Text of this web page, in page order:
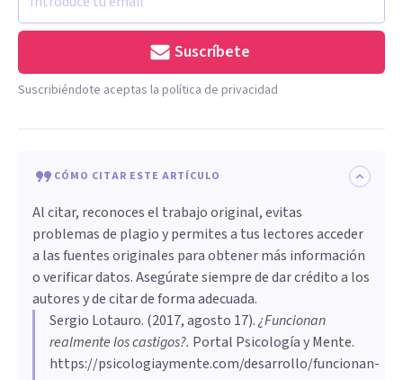
Suscríbete
Suscribiéndote aceptas la política de privacidad
CÓMO CITAR ESTE ARTÍCULO
Al citar, reconoces el trabajo original, evitas
problemas de plagio y permites a tus lectores acceder
a las fuentes originales para obtener más información
o verificar datos. Asegúrate siempre de dar crédito a los
autores y de citar de forma adecuada.
Sergio Lotauro. (2017, agosto 17).¿Funcionan
realmente los castigos?. Portal Psicología y Mente.
https://psicologiaymente.com/desarrollo/funcionan-